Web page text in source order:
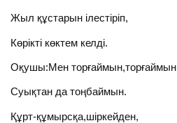
Жыл құстарын ілестіріп,
Көрікті көктем келді.
Оқушы:Мен торғаймын,торғаймын
Суықтан да тоңбаймын.
Құрт-құмырсқа,шіркейден,